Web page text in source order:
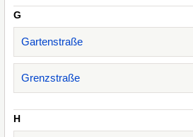
G
Gartenstraße
Grenzstraße
H